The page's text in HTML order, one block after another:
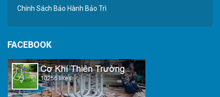
Chính Sách Bảo Hành Bảo Trì
FACEBOOK